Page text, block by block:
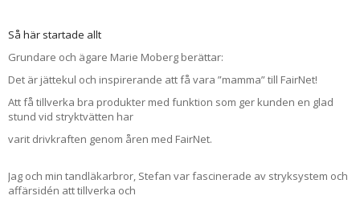
Så här startade allt
Grundare och ägare Marie Moberg berättar:
Det är jättekul och inspirerande att få vara ”mamma” till FairNet!
Att få tillverka bra produkter med funktion som ger kunden en glad
stund vid stryktvätten har
varit drivkraften genom åren med FairNet.
Jag och min tandläkarbror, Stefan var fascinerade av stryksystem och
affärsidén att tillverka och